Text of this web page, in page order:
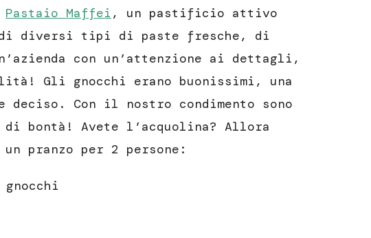
Pastaio Maffei , un pastificio attivo
di diversi tipi di paste fresche, di
con un’attenzione ai dettagli,
Gli gnocchi erano buonissimi, una
Con il nostro condimento sono
bontà! Avete l’acquolina? Allora
pranzo per 2 persone: